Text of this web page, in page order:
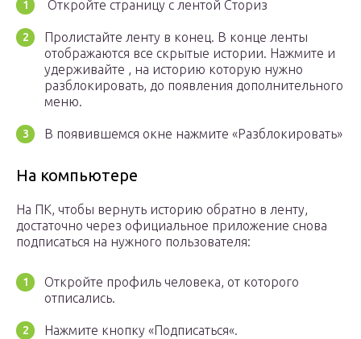
Откройте страницу с лентой Сториз
Пролистайте ленту в конец. В конце ленты
отображаются все скрытые истории. Нажмите и
удерживайте , на историю которую нужно
разблокировать, до появления дополнительного
меню.
В появившемся окне нажмите «Разблокировать»
На компьютере
На ПК, чтобы вернуть историю обратно в ленту,
достаточно через официальное приложение снова
подписаться на нужного пользователя:
Откройте профиль человека, от которого
отписались.
Нажмите кнопку «Подписаться«.